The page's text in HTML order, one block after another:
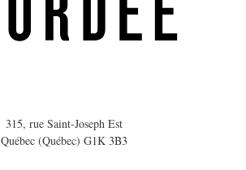
315, rue Saint-Joseph Est
Québec (Québec) G1K 3B3